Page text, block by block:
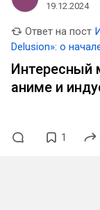
19.12.2024
Ответ на пост
Delusion»: о
адаптации,
дирекшна на
Интересный
аниме и
1